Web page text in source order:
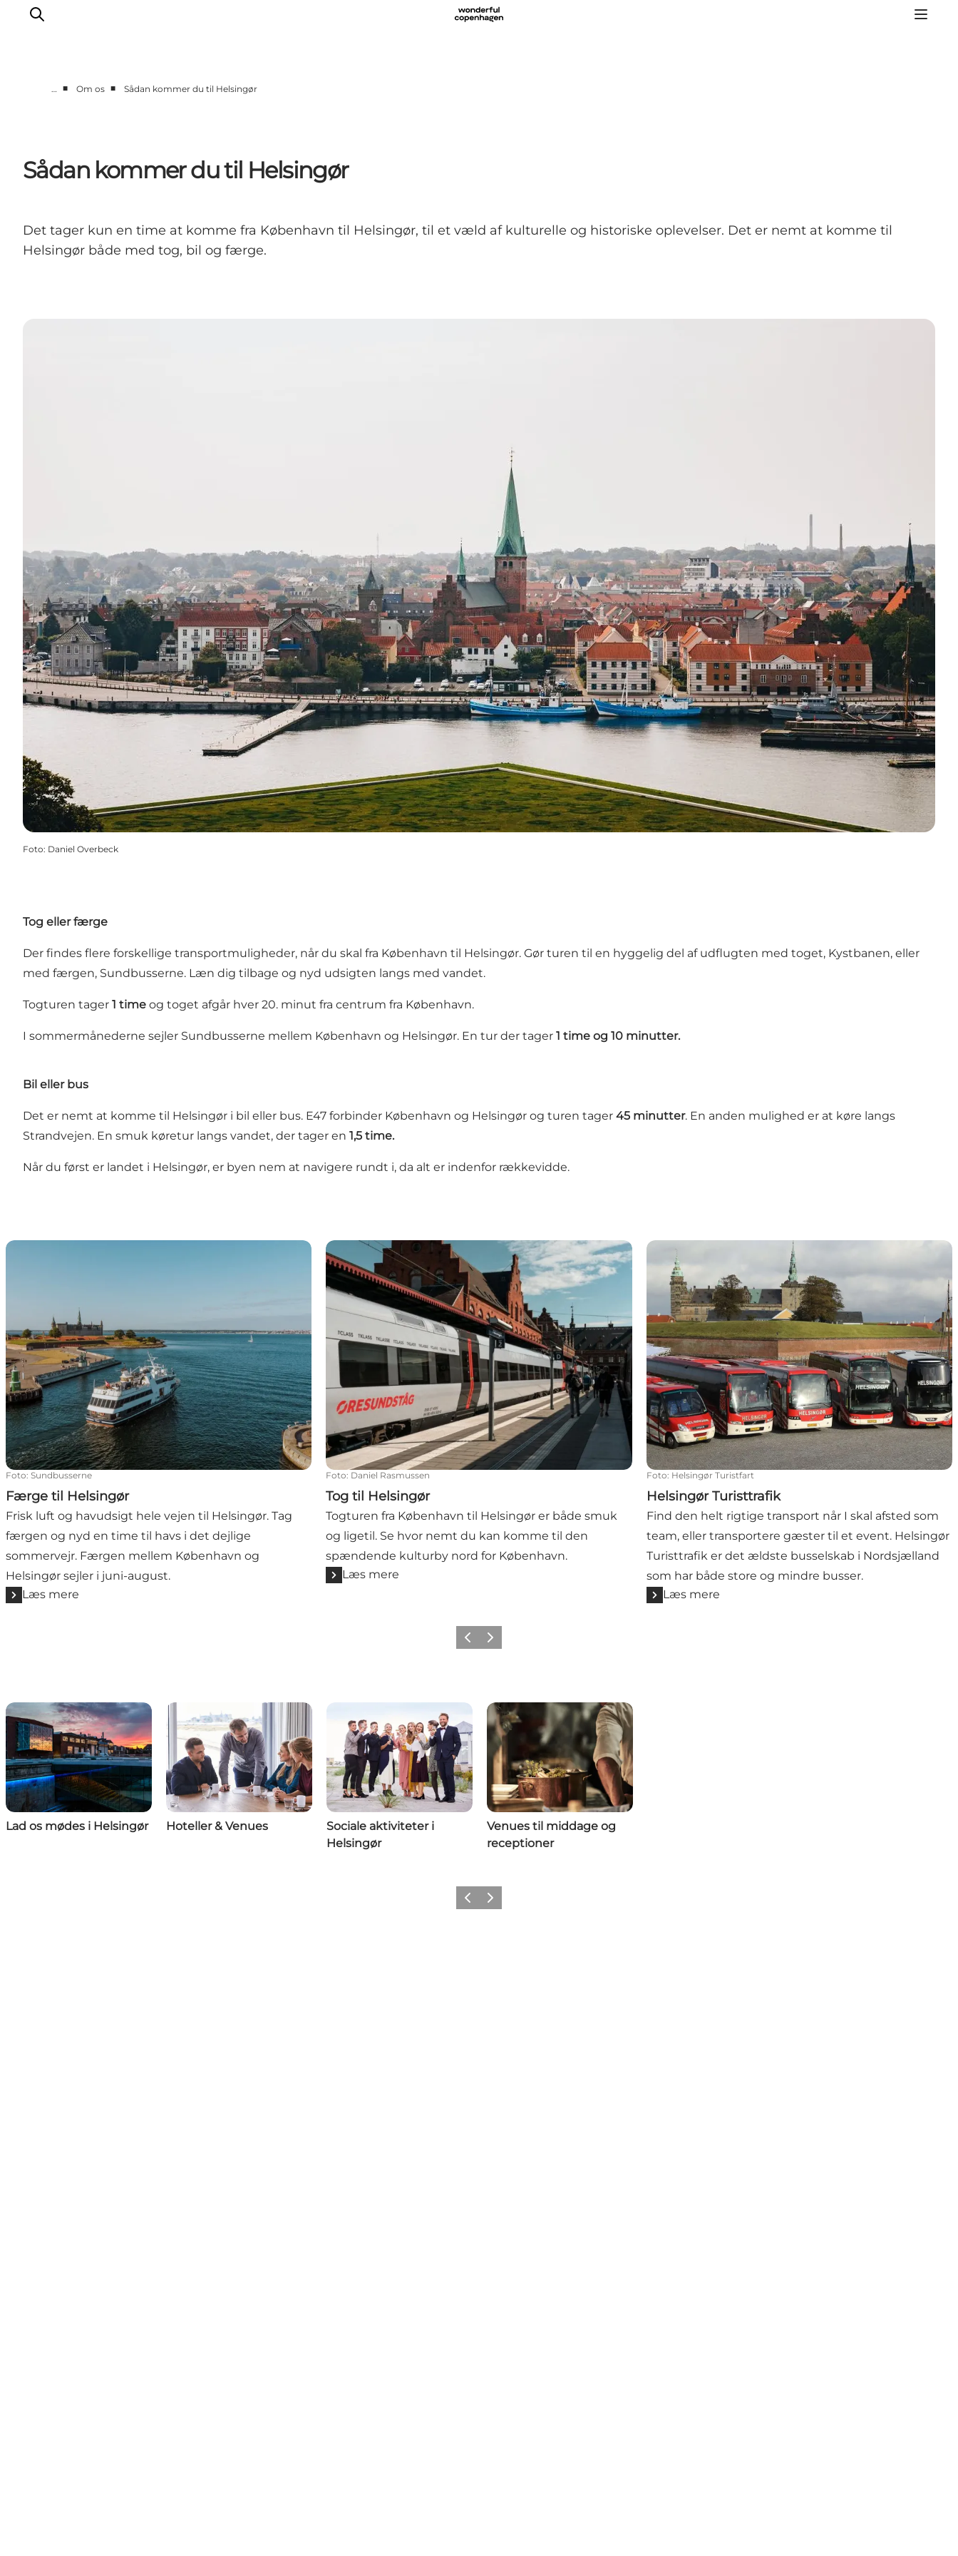
Turismeviden
Om Wonderful Copenhagen
… ■ Om os ■ Sådan kommer du til Helsingør
Sådan kommer du til Helsingør
Det tager kun en time at komme fra København til Helsingør, til et væld af kulturelle og historiske oplevelser. Det er nemt at komme til
Helsingør både med tog, bil og færge.
Foto: Daniel Overbeck
Tog eller færge
Der findes flere forskellige transportmuligheder, når du skal fra København til Helsingør. Gør turen til en hyggelig del af udflugten med toget, Kystbanen, eller
med færgen, Sundbusserne. Læn dig tilbage og nyd udsigten langs med vandet.
Togturen tager 1 time og toget afgår hver 20. minut fra centrum fra København.
I sommermånederne sejler Sundbusserne mellem København og Helsingør. En tur der tager 1 time og 10 minutter.
Bil eller bus
Det er nemt at komme til Helsingør i bil eller bus. E47 forbinder København og Helsingør og turen tager 45 minutter. En anden mulighed er at køre langs
Strandvejen. En smuk køretur langs vandet, der tager en 1,5 time.
Når du først er landet i Helsingør, er byen nem at navigere rundt i, da alt er indenfor rækkevidde.
Færge til Helsingør
Foto: Sundbusserne
Færge til Helsingør
Frisk luft og havudsigt hele vejen til Helsingør. Tag
færgen og nyd en time til havs i det dejlige
sommervejr. Færgen mellem København og
Helsingør sejler i juni-august.
Læs mere
Tog til Helsingør
Foto: Daniel Rasmussen
Tog til Helsingør
Togturen fra København til Helsingør er både smuk
og ligetil. Se hvor nemt du kan komme til den
spændende kulturby nord for København.
Læs mere
Helsingør Turisttrafik
Foto: Helsingør Turistfart
Helsingør Turisttrafik
Find den helt rigtige transport når I skal afsted som
team, eller transportere gæster til et event. Helsingør
Turisttrafik er det ældste busselskab i Nordsjælland
som har både store og mindre busser.
Læs mere
ForrigeNæste
Lad os mødes i Helsingør Hoteller & Venues
Sociale aktiviteter i
Helsingør
Venues til middage og
receptioner
ForrigeNæste